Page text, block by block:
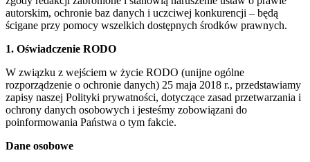
autorskim, ochronie baz danych i uczciwej konkurencji – będą
ścigane przy pomocy wszelkich dostępnych środków prawnych.
1. Oświadczenie RODO
W związku z wejściem w życie RODO (unijne ogólne
rozporządzenie o ochronie danych) 25 maja 2018 r., przedstawiamy
zapisy naszej Polityki prywatności, dotyczące zasad przetwarzania i
ochrony danych osobowych i jesteśmy zobowiązani do
poinformowania Państwa o tym fakcie.
Dane osobowe